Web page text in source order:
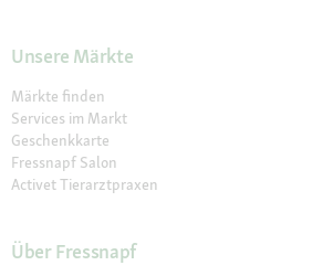
Unsere Märkte
Märkte finden
Services im Markt
Geschenkkarte
Fressnapf Salon
Activet Tierarztpraxen
Über Fressnapf